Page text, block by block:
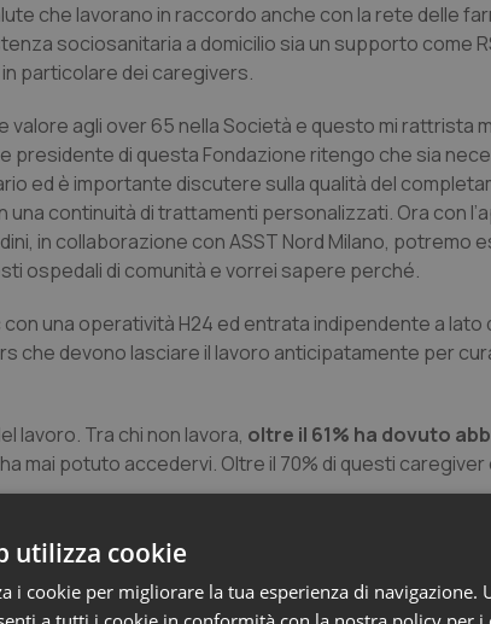
che lavorano in raccordo anche con la rete delle
sociosanitaria a domicilio sia un supporto come
particolare dei caregivers.
valore agli over 65 nella Società e questo mi rattrista
presidente di questa Fondazione ritengo che sia
ed è importante discutere sulla qualità del
continuità di trattamenti personalizzati. Ora con
in collaborazione con ASST Nord Milano, potremo
ospedali di comunità e vorrei sapere perché.
una operatività H24 ed entrata indipendente a lato
che devono lasciare il lavoro anticipatamente per
lavoro. Tra chi non lavora, oltre il 61% ha dovuto
mai potuto accedervi. Oltre il 70% di questi caregiver
della Fondazione Martinelli
utilizza cookie
i cookie per migliorare la tua esperienza di navigazione.